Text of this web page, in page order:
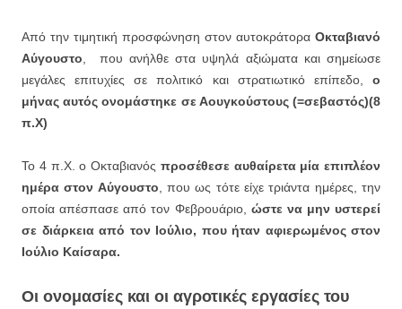
Από την τιμητική προσφώνηση στον αυτοκράτορα Οκταβιανό
Αύγουστο , που ανήλθε στα υψηλά αξιώματα και σημείωσε
μεγάλες επιτυχίες σε πολιτικό και στρατιωτικό επίπεδο, ο
μήνας αυτός ονομάστηκε σε Αουγκούστους (=σεβαστός)(8
π.Χ)
Το 4 π.Χ. ο Οκταβιανός προσέθεσε αυθαίρετα μία επιπλέον
ημέρα στον Αύγουστο , που ως τότε είχε τριάντα ημέρες, την
οποία απέσπασε από τον Φεβρουάριο, ώστε να μην υστερεί
σε διάρκεια από τον Ιούλιο, που ήταν αφιερωμένος στον
Ιούλιο Καίσαρα.
Οι ονομασίες και οι αγροτικές εργασίες του